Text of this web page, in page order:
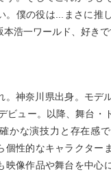
。僕の役は...まさに推
本浩一ワールド、好き
。神奈川県出身。モデ
ビュー。以降、舞台・
かな演技力と存在感
個性的なキャラクター
映像作品や舞台を中心